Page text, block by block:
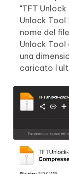
"TFT
Unlock Tool
nome del
Unlock Tool
una
caricato